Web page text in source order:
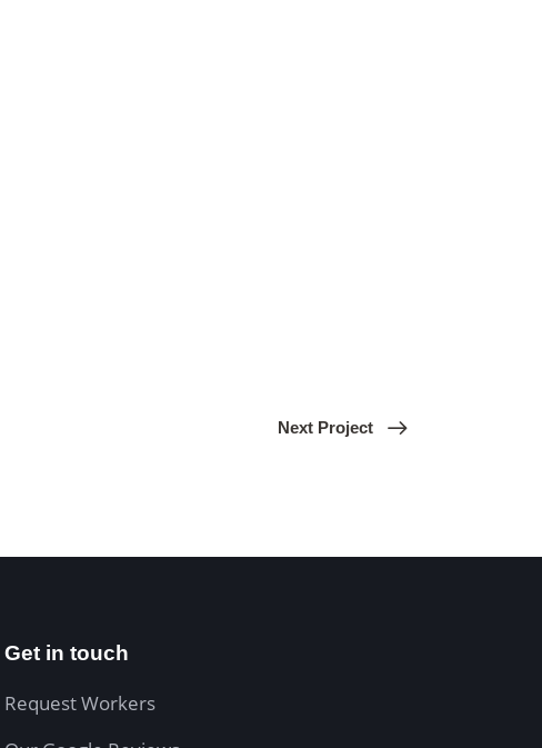
Next Project
Get in touch
Request Workers